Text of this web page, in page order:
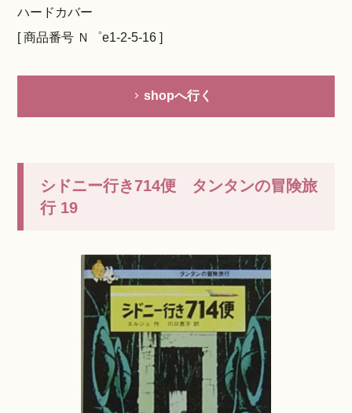
ハードカバー
[ 商品番号 Ｎ゜e1-2-5-16 ]
shopへ行く
シドニー行き714便 タンタンの冒険旅
行 19